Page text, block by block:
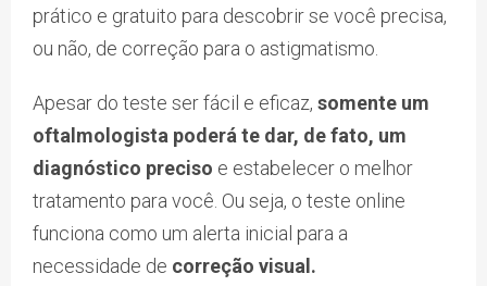
prático e gratuito para descobrir se você precisa,
ou não, de correção para o astigmatismo.
Apesar do teste ser fácil e eficaz, somente um
oftalmologista poderá te dar, de fato, um
diagnóstico preciso e estabelecer o melhor
tratamento para você. Ou seja, o teste online
funciona como um alerta inicial para a
necessidade de correção visual.